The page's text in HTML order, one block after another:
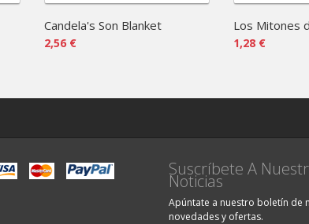
Candela's Son Blanket
2,56 €
Los Mitones
1,28 €
Suscríbete A
Noticias
Apúntate a nuestro boletín de
novedades y ofertas.